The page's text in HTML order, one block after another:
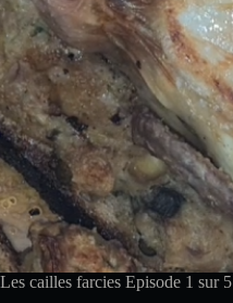
Les cailles farcies Episode 1 sur 5